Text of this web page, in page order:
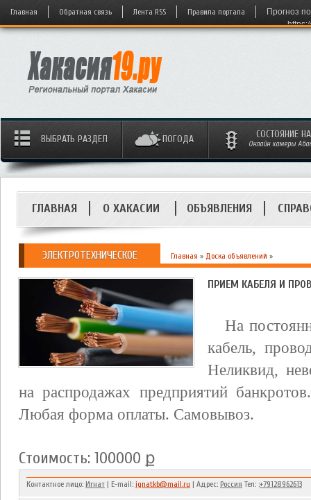
Главная Обратная связь Лента RSS Правила портала
Прогноз
ВЫБРАТЬ РАЗДЕЛ ПОГОДА СОСТОЯНИЕ
Онлайн камеры
ГЛАВНАЯ О ХАКАСИИ ОБЪЯВЛЕНИЯ
ЭЛЕКТРОТЕХНИЧЕСКОЕ Главная » Доска объявлений »
ПРИЕМ КАБЕЛЯ И
На
кабель,
Неликвид,
на распродажах предприятий
Любая форма оплаты. Самовывоз.
Стоимость: 100000 ք
Контактное лицо: Игнат | E-mail: ignatkb@mail.ru | Адрес: Россия Тел: :+79128962613